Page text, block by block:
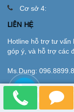
Cơ sở 4:
LIÊN HỆ
Hotline hỗ trợ tư vấn
góp ý, và hỗ trợ các
Ms.Dung:
Quý khách hàng
gọi điện đến số